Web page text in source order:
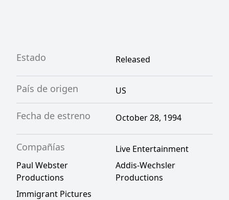
Estado Released
País de origen US
Fecha de estreno October 28, 1994
Compañías
Live Entertainment
Paul Webster
Productions
Addis-Wechsler
Productions
Immigrant Pictures